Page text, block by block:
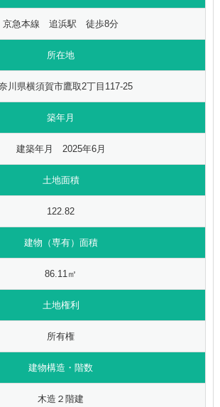
京急本線 追浜駅 徒歩8分
所在地
川県横須賀市鷹取2丁目117-25
築年月
建築年月 2025年6月
土地面積
122.82
建物（専有）面積
86.11㎡
土地権利
所有権
建物構造・階数
木造２階建